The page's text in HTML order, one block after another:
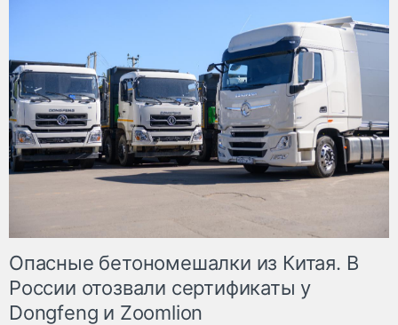
Опасные бетономешалки из Китая. В
России отозвали сертификаты у
Dongfeng и Zoomlion